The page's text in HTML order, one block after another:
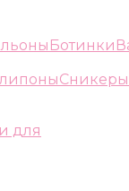
Ботинки
Сникеры
для